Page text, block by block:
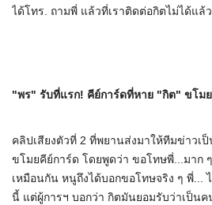
ได้โทร. ถามพี่ แล้วที่เราติดต่อกิตไม่ได้แล้
"พร" รับที่แรก! คีย์การ์ดที่หาย "กิต" ขโมย
คลิปเสียงตัวที่ 2 ที่พยานส่งมาให้ทีมข่าวเ
ขโมยคีย์การ์ด โดยพูดว่า ขอโทษพี่...มาก
เหมือนกัน หนูถึงได้บอกขอโทษจริง ๆ พี่...
นี้ แต่ผู้การฯ บอกว่า กิตมันยอมรับว่าเป็น